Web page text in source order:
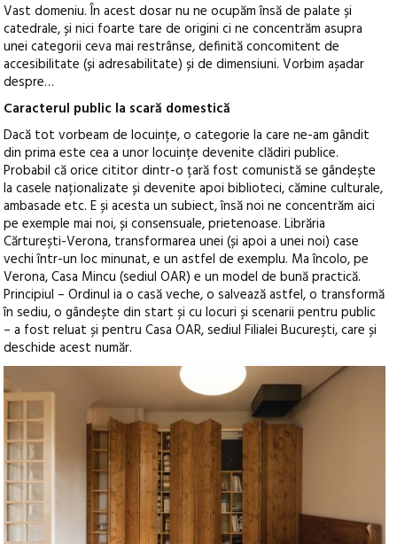
Vast domeniu. În acest dosar nu ne ocupăm însă de palate și
catedrale, și nici foarte tare de origini ci ne concentrăm asupra
unei categorii ceva mai restrânse, definită concomitent de
accesibilitate (și adresabilitate) și de dimensiuni. Vorbim așadar
despre…
Caracterul public la scară domestică
Dacă tot vorbeam de locuințe, o categorie la care ne-am gândit
din prima este cea a unor locuințe devenite clădiri publice.
Probabil că orice cititor dintr-o țară fost comunistă se gândește
la casele naționalizate și devenite apoi biblioteci, cămine culturale,
ambasade etc. E și acesta un subiect, însă noi ne concentrăm aici
pe exemple mai noi, și consensuale, prietenoase. Librăria
Cărturești-Verona, transformarea unei (și apoi a unei noi) case
vechi într-un loc minunat, e un astfel de exemplu. Ma încolo, pe
Verona, Casa Mincu (sediul OAR) e un model de bună practică.
Principiul – Ordinul ia o casă veche, o salvează astfel, o transformă
în sediu, o gândește din start și cu locuri și scenarii pentru public
– a fost reluat și pentru Casa OAR, sediul Filialei București, care și
deschide acest număr.